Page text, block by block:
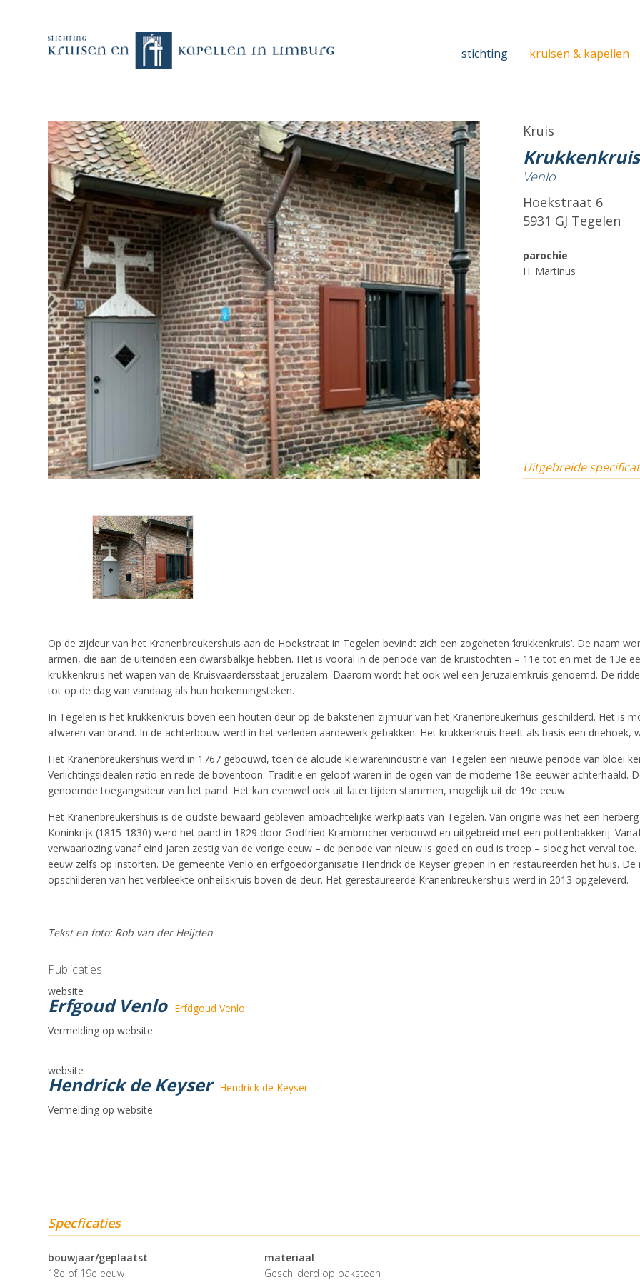
stichting kruisen & kapellen
Kruis
Venlo
Hoekstraat 6
5931 GJ Tegelen
parochie
H. Martinus
Uitgebreide
Op de zijdeur van het Kranenbreukershuis aan de Hoekstraat in Tegelen bevindt zich een zogeheten ‘krukkenkruis’. De naam
armen, die aan de uiteinden een dwarsbalkje hebben. Het is vooral in de periode van de kruistochten – 11e tot en met de 13e
krukkenkruis het wapen van de Kruisvaardersstaat Jeruzalem. Daarom wordt het ook wel een Jeruzalemkruis genoemd. De
tot op de dag van vandaag als hun herkenningsteken.
In Tegelen is het krukkenkruis boven een houten deur op de bakstenen zijmuur van het Kranenbreukerhuis geschilderd. Het is
afweren van brand. In de achterbouw werd in het verleden aardewerk gebakken. Het krukkenkruis heeft als basis een driehoek,
Het Kranenbreukershuis werd in 1767 gebouwd, toen de aloude kleiwarenindustrie van Tegelen een nieuwe periode van bloei
Verlichtingsidealen ratio en rede de boventoon. Traditie en geloof waren in de ogen van de moderne 18e-eeuwer achterhaald.
genoemde toegangsdeur van het pand. Het kan evenwel ook uit later tijden stammen, mogelijk uit de 19e eeuw.
Het Kranenbreukershuis is de oudste bewaard gebleven ambachtelijke werkplaats van Tegelen. Van origine was het een
Koninkrijk (1815-1830) werd het pand in 1829 door Godfried Krambrucher verbouwd en uitgebreid met een pottenbakkerij.
verwaarlozing vanaf eind jaren zestig van de vorige eeuw – de periode van nieuw is goed en oud is troep – sloeg het verval
eeuw zelfs op instorten. De gemeente Venlo en erfgoedorganisatie Hendrick de Keyser grepen in en restaureerden het huis.
opschilderen van het verbleekte onheilskruis boven de deur. Het gerestaureerde Kranenbreukershuis werd in 2013 opgeleverd.
Tekst en foto: Rob van der Heijden
Publicaties
website
Erfgoud Venlo Erfdgoud Venlo
Vermelding op website
website
Hendrick de Keyser Hendrick de Keyser
Vermelding op website
Specficaties
bouwjaar/geplaatst
18e of 19e eeuw
materiaal
Geschilderd op baksteen